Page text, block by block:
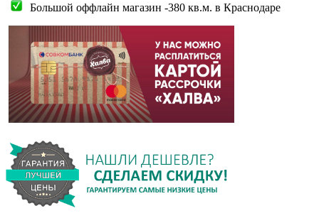
Большой оффлайн магазин -380 кв.м. в Краснодаре